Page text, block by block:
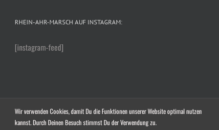
RHEIN-AHR-MARSCH AUF INSTAGRAM:
[instagram-feed]
Copyright 2016-2024 | RHEIN-AHR-MARSCH | Alle Rechte vorbehalten | Frank Piontek |
Good Walking Club e.V. |Impressum|Datenschutzerklärung
Wir verwenden Cookies, damit Du die Funktionen unserer Website optimal nutzen
kannst. Durch Deinen Besuch stimmst Du der Verwendung zu.